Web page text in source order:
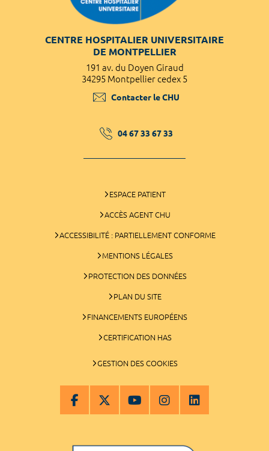
CENTRE HOSPITALIER UNIVERSITAIRE
DE MONTPELLIER
191 av. du Doyen Giraud
34295 Montpellier cedex 5
Contacter le CHU
04 67 33 67 33
ESPACE PATIENT
ACCÈS AGENT CHU
ACCESSIBILITÉ : PARTIELLEMENT CONFORME
MENTIONS LÉGALES
PROTECTION DES DONNÉES
PLAN DU SITE
FINANCEMENTS EUROPÉENS
CERTIFICATION HAS
GESTION DES COOKIES